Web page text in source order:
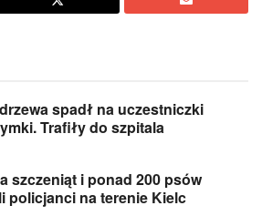
spadł na uczestniczki
Trafiły do szpitala
szczeniąt i ponad 200 psów
policjanci na terenie Kielc